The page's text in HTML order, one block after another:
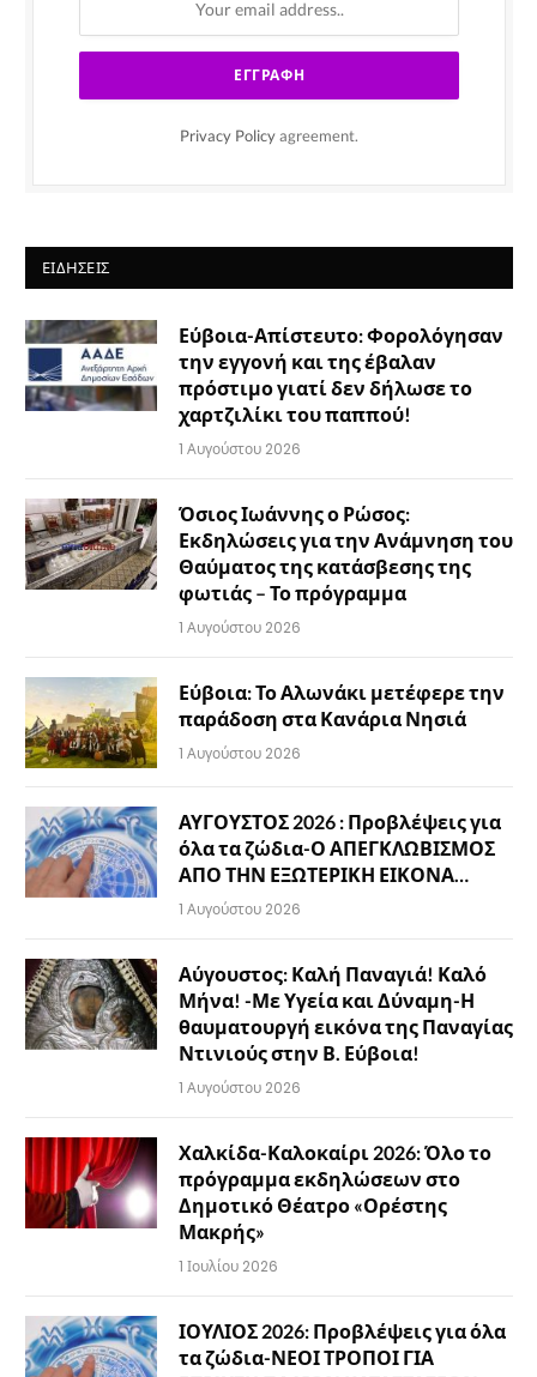
Privacy Policy agreement.
ΕΙΔΉΣΕΙΣ
Εύβοια-Απίστευτο: Φορολόγησαν
την εγγονή και της έβαλαν
πρόστιμο γιατί δεν δήλωσε το
χαρτζιλίκι του παππού!
1 Αυγούστου 2026
Όσιος Ιωάννης ο Ρώσος:
Εκδηλώσεις για την Ανάμνηση του
Θαύματος της κατάσβεσης της
φωτιάς – Το πρόγραμμα
1 Αυγούστου 2026
Εύβοια: Το Αλωνάκι μετέφερε την
παράδοση στα Κανάρια Νησιά
1 Αυγούστου 2026
ΑΥΓΟΥΣΤΟΣ 2026 : Προβλέψεις για
όλα τα ζώδια-Ο ΑΠΕΓΚΛΩΒΙΣΜΟΣ
ΑΠΟ ΤΗΝ ΕΞΩΤΕΡΙΚΗ ΕΙΚΟΝΑ…
1 Αυγούστου 2026
Αύγουστος: Καλή Παναγιά! Καλό
Μήνα! -Με Υγεία και Δύναμη-Η
θαυματουργή εικόνα της Παναγίας
Ντινιούς στην Β. Εύβοια!
1 Αυγούστου 2026
Χαλκίδα-Καλοκαίρι 2026: Όλο το
πρόγραμμα εκδηλώσεων στο
Δημοτικό Θέατρο «Ορέστης
Μακρής»
1 Ιουλίου 2026
ΙΟΥΛΙΟΣ 2026: Προβλέψεις για όλα
τα ζώδια-ΝΕΟΙ ΤΡΟΠΟΙ ΓΙΑ